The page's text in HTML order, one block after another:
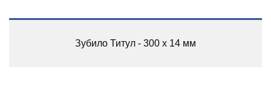
Зубило Титул - 300 x 14 мм